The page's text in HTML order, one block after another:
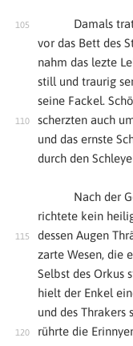
Damals
vor das Bett des
nahm das lezte
still und traurig
seine Fackel.
scherzten auch
und das ernste
durch den
Nach der
richtete kein
dessen Augen
zarte Wesen, die
Selbst des Orkus
hielt der Enkel
und des Thrakers
rührte die